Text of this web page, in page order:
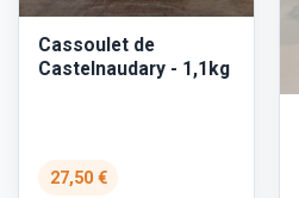
Cassoulet de
Castelnaudary - 1,1kg
27,50 €